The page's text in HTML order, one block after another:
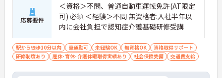
応募要件
＜資格＞不問、普通自動車運転免許(AT限定
可) 必須 ＜経験＞不問 無資格者:入社半年以
内に会社負担で認知症介護基礎研修受講
駅から徒歩10分以内 車通勤可 未経験OK 無資格OK
資格取得サポート
研修制度あり
産休･育休･介護休暇取得実績あり 社会保険完備 交通費支給